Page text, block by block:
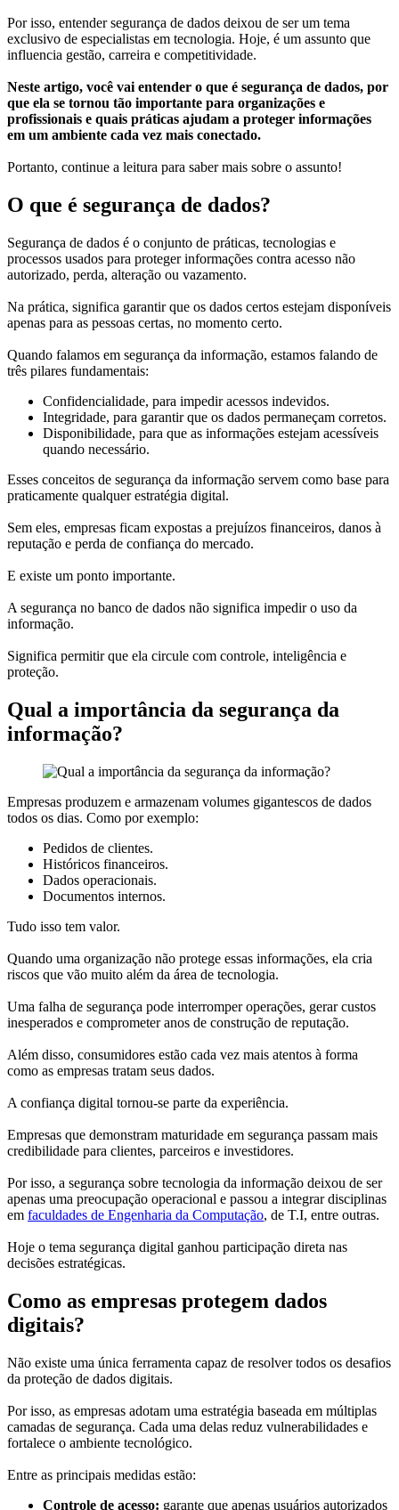
Por isso, entender segurança de dados deixou de ser um tema
exclusivo de especialistas em tecnologia. Hoje, é um assunto que
influencia gestão, carreira e competitividade.
Neste artigo, você vai entender o que é segurança de dados, por
que ela se tornou tão importante para organizações e
profissionais e quais práticas ajudam a proteger informações
em um ambiente cada vez mais conectado.
Portanto, continue a leitura para saber mais sobre o assunto!
O que é segurança de dados?
Segurança de dados é o conjunto de práticas, tecnologias e
processos usados para proteger informações contra acesso não
autorizado, perda, alteração ou vazamento.
Na prática, significa garantir que os dados certos estejam disponíveis
apenas para as pessoas certas, no momento certo.
Quando falamos em segurança da informação, estamos falando de
três pilares fundamentais:
Confidencialidade, para impedir acessos indevidos.
Integridade, para garantir que os dados permaneçam corretos.
Disponibilidade, para que as informações estejam acessíveis
quando necessário.
Esses conceitos de segurança da informação servem como base para
praticamente qualquer estratégia digital.
Sem eles, empresas ficam expostas a prejuízos financeiros, danos à
reputação e perda de confiança do mercado.
E existe um ponto importante.
A segurança no banco de dados não significa impedir o uso da
informação.
Significa permitir que ela circule com controle, inteligência e
proteção.
Qual a importância da segurança da
informação?
Empresas produzem e armazenam volumes gigantescos de dados
todos os dias. Como por exemplo:
Pedidos de clientes.
Históricos financeiros.
Dados operacionais.
Documentos internos.
Tudo isso tem valor.
Quando uma organização não protege essas informações, ela cria
riscos que vão muito além da área de tecnologia.
Uma falha de segurança pode interromper operações, gerar custos
inesperados e comprometer anos de construção de reputação.
Além disso, consumidores estão cada vez mais atentos à forma
como as empresas tratam seus dados.
A confiança digital tornou-se parte da experiência.
Empresas que demonstram maturidade em segurança passam mais
credibilidade para clientes, parceiros e investidores.
Por isso, a segurança sobre tecnologia da informação deixou de ser
apenas uma preocupação operacional e passou a integrar disciplinas
em faculdades de Engenharia da Computação, de T.I, entre outras.
Hoje o tema segurança digital ganhou participação direta nas
decisões estratégicas.
Como as empresas protegem dados
digitais?
Não existe uma única ferramenta capaz de resolver todos os desafios
da proteção de dados digitais.
Por isso, as empresas adotam uma estratégia baseada em múltiplas
camadas de segurança. Cada uma delas reduz vulnerabilidades e
fortalece o ambiente tecnológico.
Entre as principais medidas estão:
Controle de acesso: garante que apenas usuários autorizados